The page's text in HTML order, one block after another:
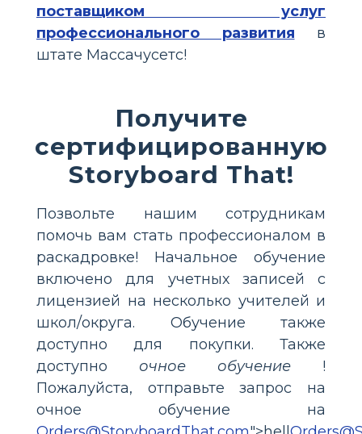
поставщиком услуг
профессионального развития в
штате Массачусетс!
Получите
сертифицированную
Storyboard That!
Позвольте нашим сотрудникам
помочь вам стать профессионалом в
раскадровке! Начальное обучение
включено для учетных записей с
лицензией на несколько учителей и
школ/округа. Обучение также
доступно для покупки. Также
доступно очное обучение !
Пожалуйста, отправьте запрос на
очное обучение на